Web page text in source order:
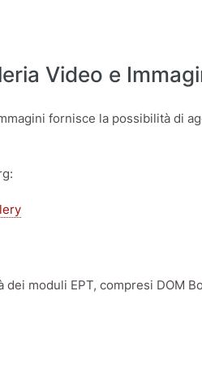
Video e
fornisce la possibilità di
moduli EPT, compresi DOM